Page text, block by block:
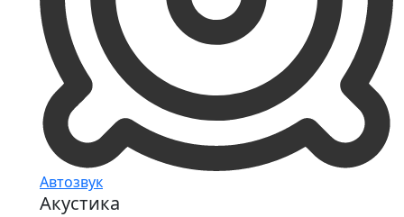
Автозвук
Акустика